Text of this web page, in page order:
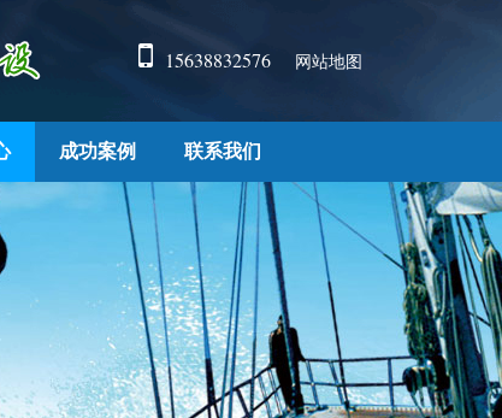
15638832576 网站地图
成功案例 联系我们